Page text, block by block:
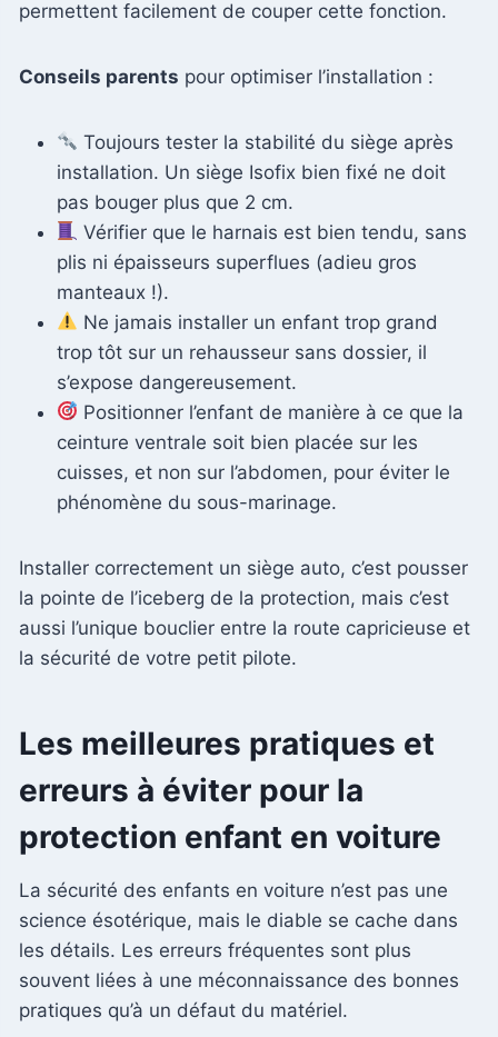
permettent facilement de couper cette fonction.
Conseils parents pour optimiser l’installation :
Toujours tester la stabilité du siège après
installation. Un siège Isofix bien fixé ne doit
pas bouger plus que 2 cm.
Vérifier que le harnais est bien tendu, sans
plis ni épaisseurs superflues (adieu gros
manteaux !).
Ne jamais installer un enfant trop grand
trop tôt sur un rehausseur sans dossier, il
s’expose dangereusement.
Positionner l’enfant de manière à ce que la
ceinture ventrale soit bien placée sur les
cuisses, et non sur l’abdomen, pour éviter le
phénomène du sous-marinage.
Installer correctement un siège auto, c’est pousser
la pointe de l’iceberg de la protection, mais c’est
aussi l’unique bouclier entre la route capricieuse et
la sécurité de votre petit pilote.
Les meilleures pratiques et
erreurs à éviter pour la
protection enfant en voiture
La sécurité des enfants en voiture n’est pas une
science ésotérique, mais le diable se cache dans
les détails. Les erreurs fréquentes sont plus
souvent liées à une méconnaissance des bonnes
pratiques qu’à un défaut du matériel.